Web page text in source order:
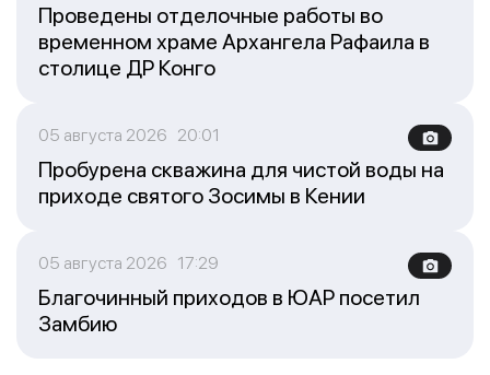
Проведены отделочные работы во
временном храме Архангела Рафаила в
столице ДР Конго
05 августа 2026 20:01
Пробурена скважина для чистой воды на
приходе святого Зосимы в Кении
05 августа 2026 17:29
Благочинный приходов в ЮАР посетил
Замбию